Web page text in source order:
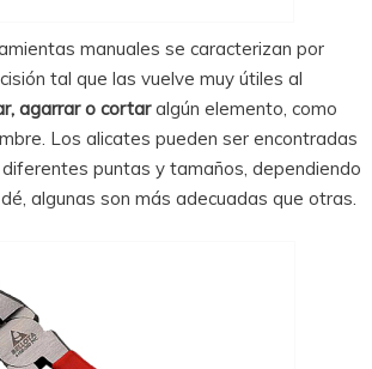
manuales se caracterizan por
tal que las vuelve muy útiles al
agarrar o cortaralgún elemento, como
Los alicates pueden ser encontradas
puntas y tamaños, dependiendo
algunas son más adecuadas que otras.